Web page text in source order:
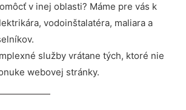
v inej oblasti? Máme pre vás k
vodoinštalatéra, maliara a
služby vrátane tých, ktoré nie
webovej stránky.